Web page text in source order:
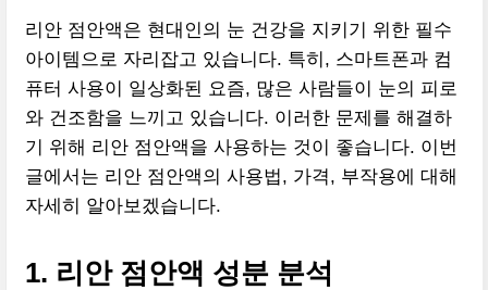
리안 점안액은 현대인의 눈 건강을 지키기 위한 필수
아이템으로 자리잡고 있습니다. 특히, 스마트폰과 컴
퓨터 사용이 일상화된 요즘, 많은 사람들이 눈의 피로
와 건조함을 느끼고 있습니다. 이러한 문제를 해결하
기 위해 리안 점안액을 사용하는 것이 좋습니다. 이번
글에서는 리안 점안액의 사용법, 가격, 부작용에 대해
자세히 알아보겠습니다.
1. 리안 점안액 성분 분석